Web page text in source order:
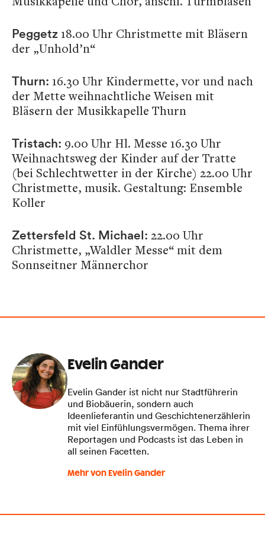
Peggetz 18.00 Uhr Christmette mit Bläsern
der „Unhold’n“
Thurn: 16.30 Uhr Kindermette, vor und nach
der Mette weihnachtliche Weisen mit
Bläsern der Musikkapelle Thurn
Tristach: 9.00 Uhr Hl. Messe 16.30 Uhr
Weihnachtsweg der Kinder auf der Tratte
(beiSchlechtwetter in der Kirche) 22.00 Uhr
Christmette, musik. Gestaltung: Ensemble
Koller
Zettersfeld St. Michael: 22.00 Uhr
Christmette, „Waldler Messe“ mit dem
Sonnseitner Männerchor
Evelin Gander
Evelin Gander ist nicht nur Stadtführerin
und Biobäuerin, sondern auch
Ideenlieferantin und Geschichtenerzählerin
mit viel Einfühlungsvermögen. Thema ihrer
Reportagen und Podcasts ist das Leben in
all seinen Facetten.
Mehr von Evelin Gander